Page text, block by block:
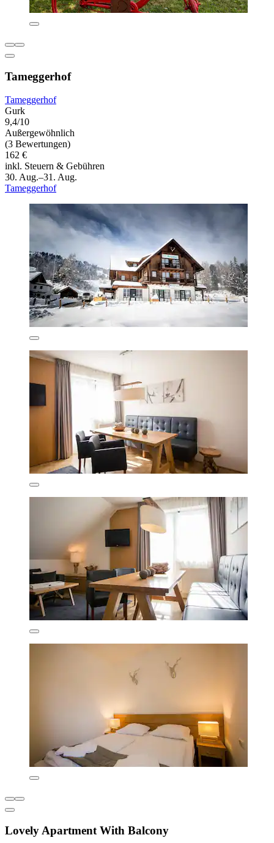
Tameggerhof
Tameggerhof
Gurk
9,4/10
Außergewöhnlich
(3 Bewertungen)
162 €
inkl. Steuern & Gebühren
30. Aug.–31. Aug.
Tameggerhof
Lovely Apartment With Balcony